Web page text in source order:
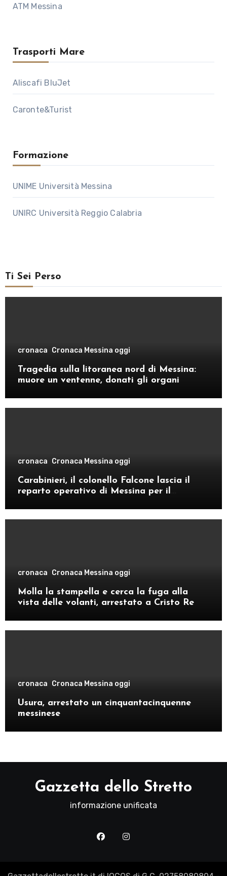
ATM Messina
Trasporti Mare
Aliscafi BluJet
Caronte&Turist
Formazione
UNIME Università Messina
UNIRC Università Reggio Calabria
Ti Sei Perso
cronaca Cronaca Messina oggi
Tragedia sulla litoranea nord di Messina:
muore un ventenne, donati gli organi
cronaca Cronaca Messina oggi
Carabinieri, il colonello Falcone lascia il
reparto operativo di Messina per il
cronaca Cronaca Messina oggi
Molla la stampella e cerca la fuga alla
vista delle volanti, arrestato a Cristo Re
cronaca Cronaca Messina oggi
Usura, arrestato un cinquantacinquenne
messinese
Gazzetta dello Stretto
informazione unificata